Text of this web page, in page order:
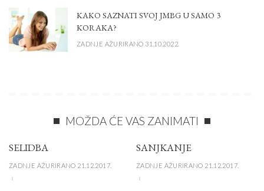
KAKO SAZNATI SVOJ JMBG U SAMO 3
KORAKA?
ZADNJE AŽURIRANO 31.10.2022.
MOŽDA ĆE VAS ZANIMATI
SELIDBA
ZADNJE AŽURIRANO 21.12.2017.
SANJKANJE
ZADNJE AŽURIRANO 21.12.2017.